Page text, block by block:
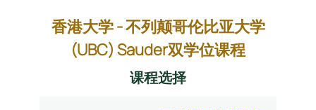
香港大学 - 不列颠哥伦比亚大学
(UBC) Sauder双学位课程
课程选择